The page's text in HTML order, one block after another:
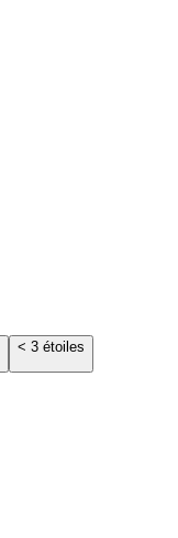
< 3 étoiles